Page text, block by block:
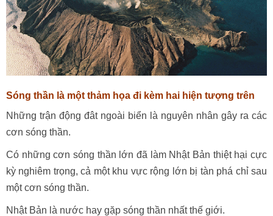
Sóng thần là một thảm họa đi kèm hai hiện tượng trên
Những trận động đât ngoài biển là nguyên nhân gây ra các
cơn sóng thần.
Có những cơn sóng thần lớn đã làm Nhật Bản thiệt hại cực
kỳ nghiêm trọng, cả một khu vực rộng lớn bị tàn phá chỉ sau
một cơn sóng thần.
Nhật Bản là nước hay gặp sóng thần nhất thế giới.